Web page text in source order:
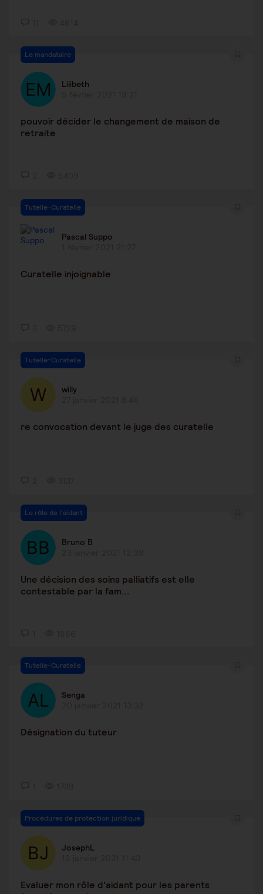
Le mandataire
Lilibeth
pouvoir décider le changement de maison de
retraite
Tutelle-Curatelle
Pascal Suppo
Curatelle injoignable
Tutelle-Curatelle
willy
re convocation devant le juge des curatelle
Le rôle de l'aidant
Bruno B
Une décision des soins palliatifs est elle
contestable par la fam...
Tutelle-Curatelle
Senga
Désignation du tuteur
Procédures de protection juridique
JosephL
Evaluer mon rôle d'aidant pour les parents